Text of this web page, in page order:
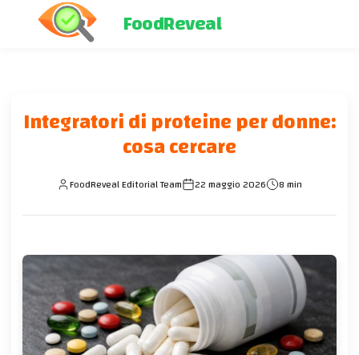
FoodReveal
Integratori di proteine per donne:
cosa cercare
FoodReveal Editorial Team 22 maggio 2026 8 min